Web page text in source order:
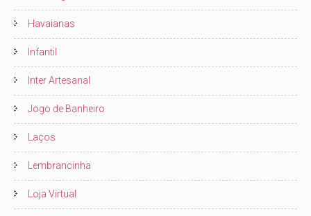
Havaianas
Infantil
Inter Artesanal
Jogo de Banheiro
Laços
Lembrancinha
Loja Virtual